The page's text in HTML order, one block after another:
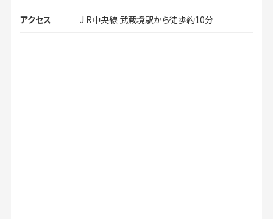
アクセス J R中央線 武蔵境駅から徒歩約10分